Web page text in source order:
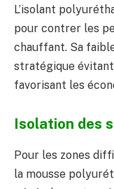
L’isolant
pour contrer les
chauffant. Sa
stratégique
favorisant les
Isolation des
Pour les zones
la mousse